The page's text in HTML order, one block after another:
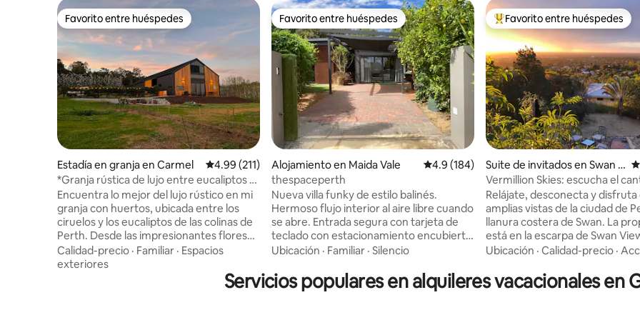
Favorito entre huéspedes
Favorito entre huéspedes
Estadía en granja en Carmel Calificación promedio: 4.99 de 5, 211 reseñas
4.99 (211)
*Granja rústica de lujo entre eucaliptos y
ciruelos*
Encuentra lo mejor del lujo rústico en mi
granja con huertos, ubicada entre los
ciruelos y los eucaliptos de las colinas de
Perth. Desde las impresionantes flores
de la primavera hasta las frutas bañadas
por el sol del verano, los intensos tonos
del otoño y los inviernos frescos, cada
Calidad-precio · Familiar · Espacios
exteriores
Favorito entre huéspedes
Favorito entre huéspedes
Alojamiento en Maida Vale Calificación promedio: 4.9 de 5, 184 reseñas
4.9 (184)
thespaceperth
Nueva villa funky de estilo balinés.
Hermoso flujo interior al aire libre cuando
se abre. Entrada segura con tarjeta de
teclado con estacionamiento encubierto
fuera de la calle. Piscina compartida
invierno) disponible durante el día con
característica de cascada. 2 dormitorios,
Ubicación · Familiar · Silencio
Favorito entre huéspedes
Favorito entre huéspedes
Suite de invitados en Swan V
iew
Vermillion Skies: escucha el
naturaleza
Relájate, desconecta y disfruta
amplias vistas de la ciudad de
llanura costera de Swan. La propiedad
está en la escarpa de Swan
vistas panorámicas al oeste y
los cielos en un increíble rojo
Junto al Parque Nacional John
Ubicación · Calidad-precio ·
Servicios populares en alquileres vacacionales en